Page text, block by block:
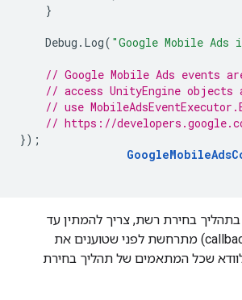
Debug.Log("Google Mobile
// Google Mobile Ads
// access UnityEngine
// use
// https://
בחירת רשת, צריך להמתין עד
שהקריאה החוזרת (callback) מתרחשת לפני שטוענים את
שכל המתאמים של תהליך בחירת